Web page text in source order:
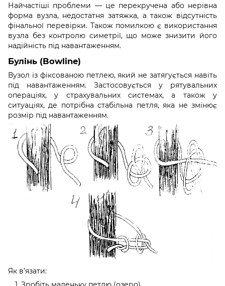
Найчастіші проблеми — це перекручена або нерівна
форма вузла, недостатня затяжка, а також відсутність
фінальної перевірки. Також помилкою є використання
вузла без контролю симетрії, що може знизити його
надійність під навантаженням.
Булінь (Bowline)
Вузол із фіксованою петлею, який не затягується навіть
під навантаженням. Застосовується у рятувальних
операціях, у страхувальних системах, а також у
ситуаціях, де потрібна стабільна петля, яка не змінює
розмір під навантаженням.
Як в’язати: